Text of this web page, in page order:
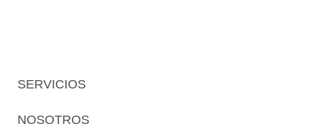
SERVICIOS
NOSOTROS